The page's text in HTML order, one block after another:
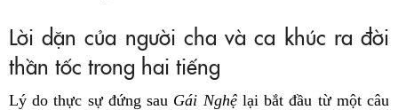
Lời dặn của người cha và ca khúc ra đời
thần tốc trong hai tiếng
Lý do thực sự đứng sau Gái Nghệlại bắt đầu từ một câu